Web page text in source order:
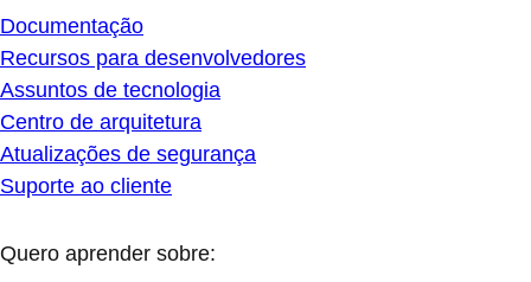
Documentação
Recursos para desenvolvedores
Assuntos de tecnologia
Centro de arquitetura
Atualizações de segurança
Suporte ao cliente
Quero aprender sobre: